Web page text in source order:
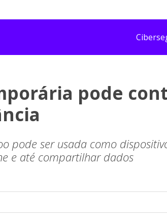
pode
pode ser usada como
e até compartilhar dados